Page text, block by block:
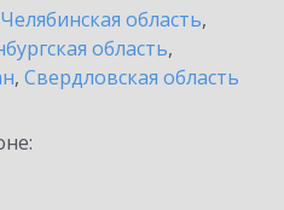
Челябинская область,
область,
, Свердловская область